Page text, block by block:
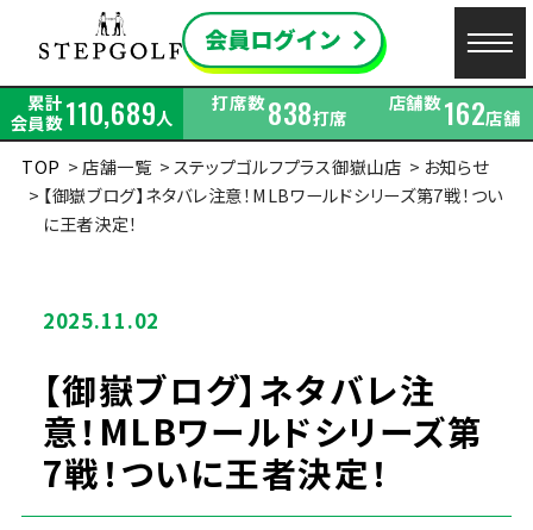
累計
会員数110,689人
打席数838打席
店舗数162店舗
TOP
店舗一覧 ステップゴルフプラス御嶽山店
お知らせ
【御嶽ブログ】ネタバレ注意！MLBワールドシリーズ第7戦！つい
に王者決定！
2025.11.02
【御嶽ブログ】ネタバレ注
意！MLBワールドシリーズ第
7戦！ついに王者決定！